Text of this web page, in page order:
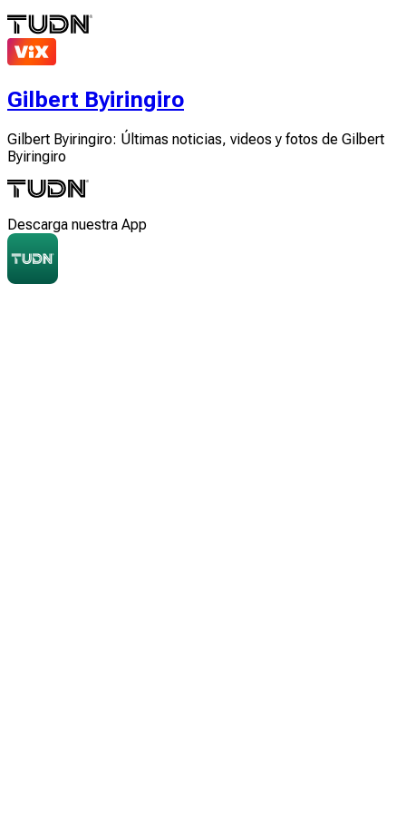
Gilbert Byiringiro
Gilbert Byiringiro: Últimas noticias, videos y fotos de Gilbert
Byiringiro
Descarga nuestra App